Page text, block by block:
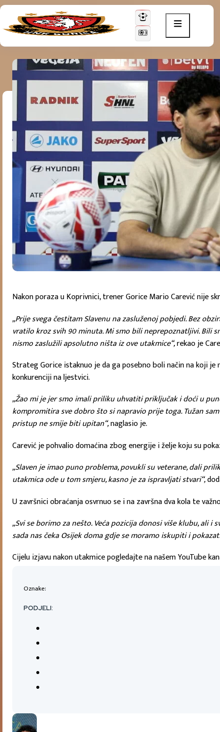
Nakon poraza u Koprivnici, trener Gorice Mario Carević nije
„Prije svega čestitam Slavenu na zasluženoj pobjedi. Bez
vratilo kroz svih 90 minuta. Mi smo bili neprepoznatljivi. Bili
nismo zaslužili apsolutno ništa iz ove utakmice“,rekao je
Strateg Gorice istaknuo je da ga posebno boli način na koji
konkurenciji na ljestvici.
„Žao mi je jer smo imali priliku uhvatiti priključak i doći u
kompromitira sve dobro što si napravio prije toga. Tužan
pristup ne smije biti upitan“,naglasio je.
Carević je pohvalio domaćina zbog energije i želje koju su
„Slaven je imao puno problema, povukli su veterane, dali
utakmica ode u tom smjeru, kasno je za ispravljati stvari“,
U završnici obraćanja osvrnuo se i na završna dva kola te
„Svi se borimo za nešto. Veća pozicija donosi više klubu, ali
sada nas čeka Osijek doma gdje se moramo iskupiti i
Cijelu izjavu nakon utakmice pogledajte na našem YouTube
Oznake:
PODJELI: